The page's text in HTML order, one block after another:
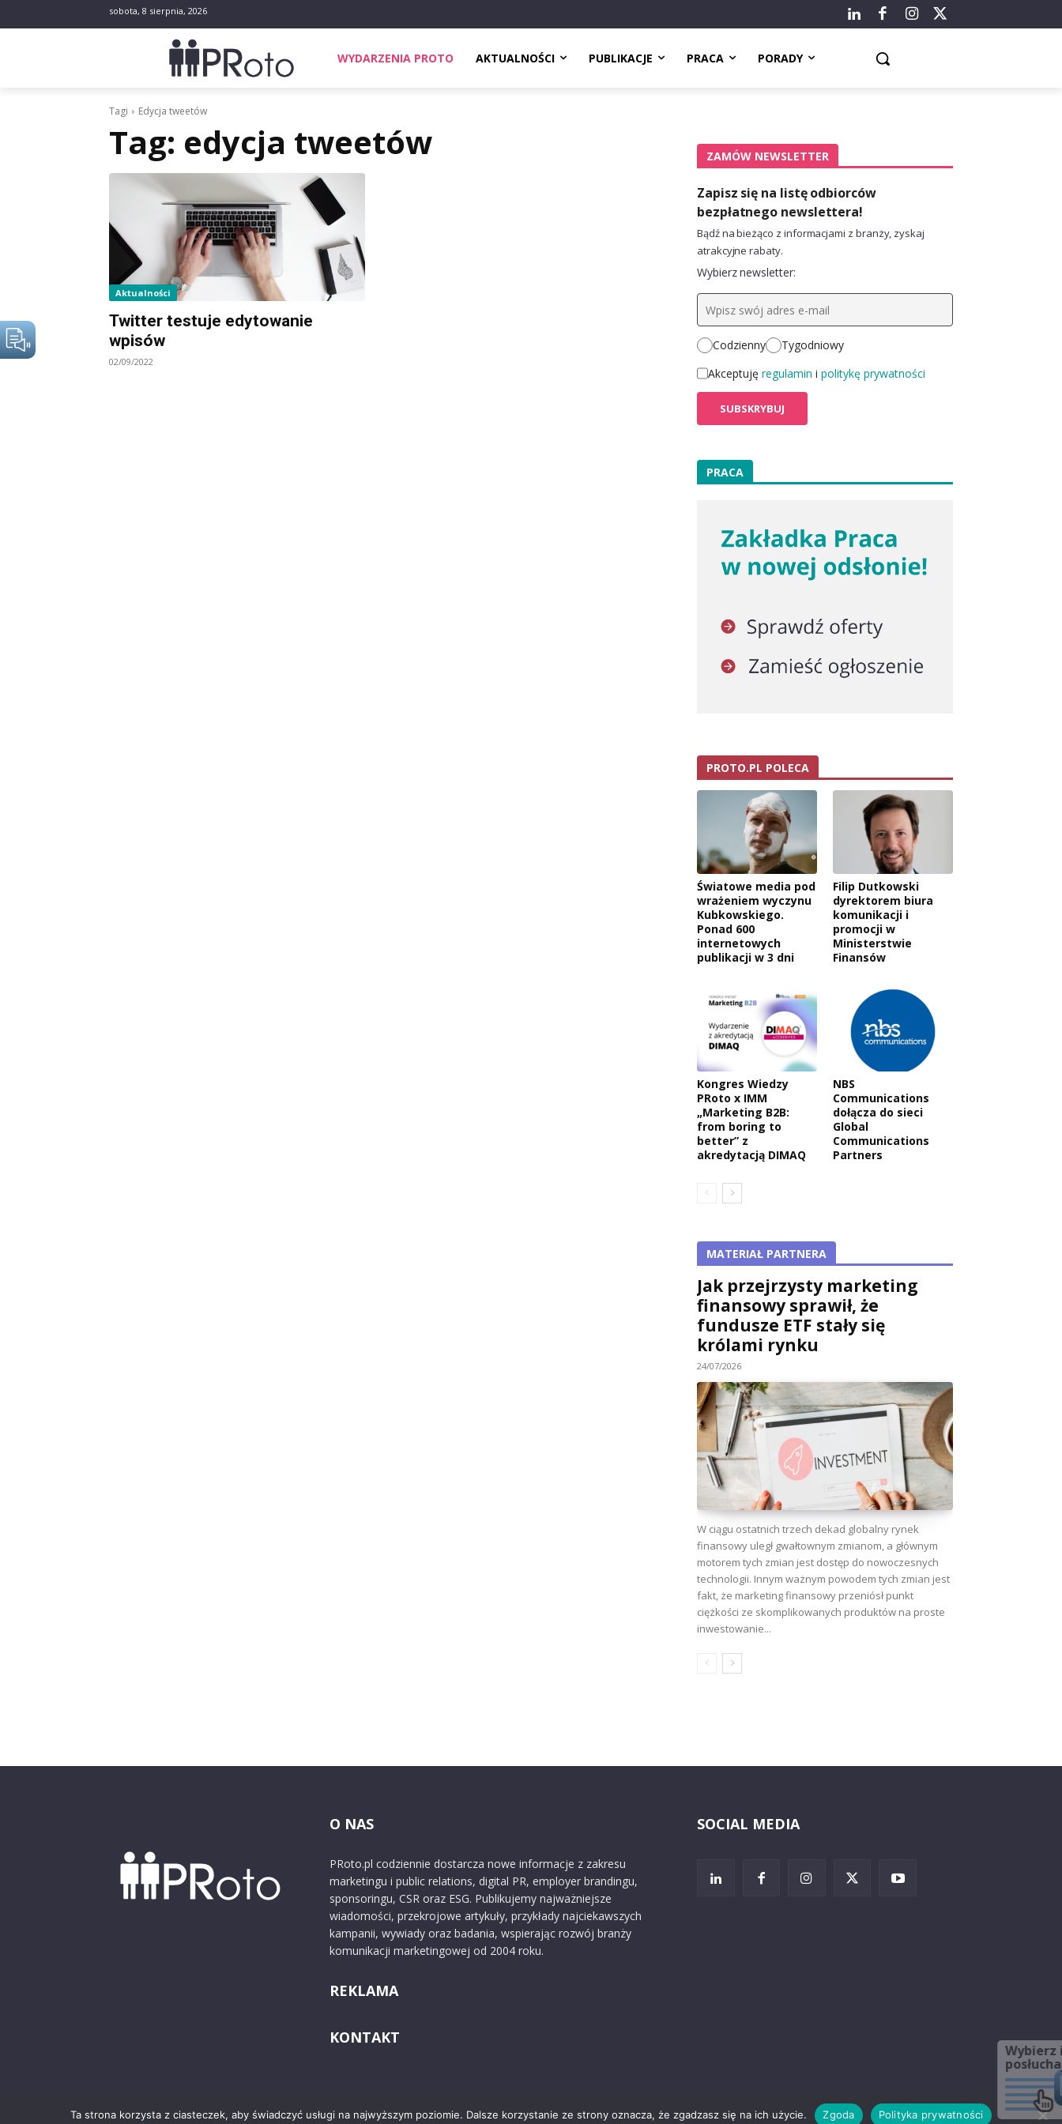
sobota, 8 sierpnia, 2026
WYDARZENIA PROTO AKTUALNOŚCI PUBLIKACJE PRACA PORADY
Tagi Edycja tweetów
Tag: edycja tweetów
Aktualności
Twitter testuje edytowanie
wpisów
02/09/2022
ZAMÓW NEWSLETTER
Zapisz się na listę odbiorców
bezpłatnego newslettera!
Bądź na bieżąco z informacjami z branży, zyskaj
atrakcyjne rabaty.
Wybierz newsletter:
Codzienny
Tygodniowy
Akceptuję regulamin i politykę prywatności
PRACA
PROTO.PL POLECA
Światowe media pod
wrażeniem wyczynu
Kubkowskiego.
Ponad 600
internetowych
publikacji w 3 dni
Filip Dutkowski
dyrektorem biura
komunikacji i
promocji w
Ministerstwie
Finansów
Kongres Wiedzy
PRoto x IMM
„Marketing B2B:
from boring to
better” z
akredytacją DIMAQ
NBS
Communications
dołącza do sieci
Global
Communications
Partners
MATERIAŁ PARTNERA
Jak przejrzysty marketing
finansowy sprawił, że
fundusze ETF stały się
królami rynku
24/07/2026
W ciągu ostatnich trzech dekad globalny rynek
finansowy uległ gwałtownym zmianom, a głównym
motorem tych zmian jest dostęp do nowoczesnych
technologii. Innym ważnym powodem tych zmian jest
fakt, że marketing finansowy przeniósł punkt
ciężkości ze skomplikowanych produktów na proste
inwestowanie...
O NAS
PRoto.pl codziennie dostarcza nowe informacje z zakresu
marketingu i public relations, digital PR, employer brandingu,
sponsoringu, CSR oraz ESG. Publikujemy najważniejsze
wiadomości, przekrojowe artykuły, przykłady najciekawszych
kampanii, wywiady oraz badania, wspierając rozwój branży
komunikacji marketingowej od 2004 roku.
REKLAMA
KONTAKT
SOCIAL MEDIA
Ta strona korzysta z ciasteczek, aby świadczyć usługi na najwyższym poziomie. Dalsze korzystanie ze strony oznacza, że zgadzasz się na ich użycie. Zgoda Polityka prywatności
Wybierz i
posłuchaj